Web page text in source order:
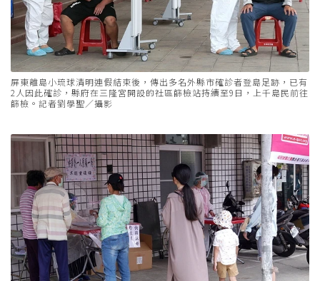
屏東離島小琉球清明連假結束後，傳出多名外縣市確診者登島足跡，已有
2人因此確診，縣府在三隆宮開設的社區篩檢站持續至9日，上千島民前往
篩檢。記者劉學聖／攝影